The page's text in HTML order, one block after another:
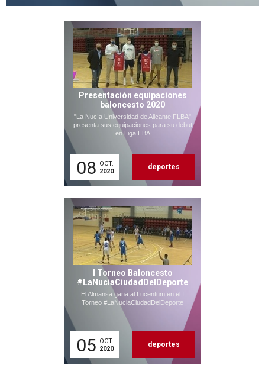
Presentación equipaciones
baloncesto 2020
"La Nucía Universidad de Alicante FLBA"
presenta sus equipaciones para su debut
en Liga EBA
08 OCT.
2020
deportes
I Torneo Baloncesto
#LaNuciaCiudadDelDeporte
El Almansa gana al Lucentum en el I
Torneo #LaNuciaCiudadDelDeporte
05 OCT.
2020
deportes